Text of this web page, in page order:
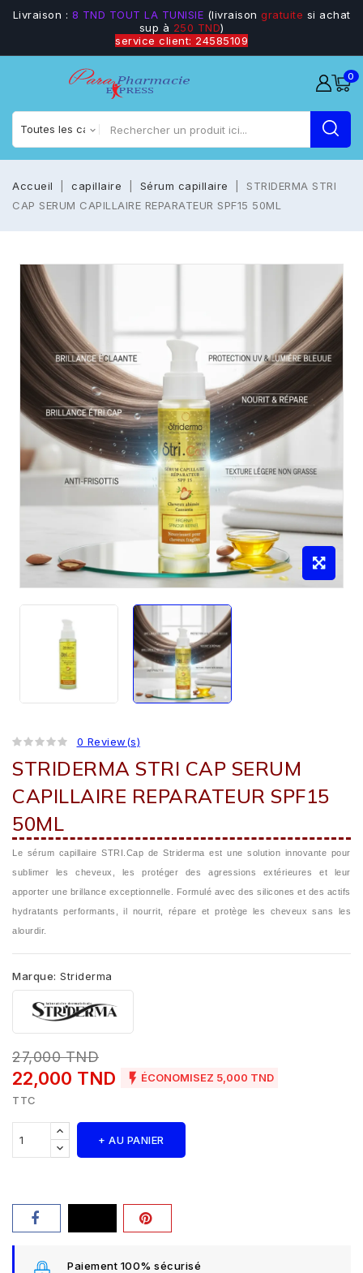
Livraison : 8 TND TOUT LA TUNISIE (livraison gratuite si achat
sup à 250 TND)
service client: 24585109
0
Accueil capillaire Sérum capillaire
STRIDERMA STRI
CAP SERUM CAPILLAIRE REPARATEUR SPF15 50ML
0 Review(s)
STRIDERMA STRI CAP SERUM
CAPILLAIRE REPARATEUR SPF15
50ML
Le sérum capillaire STRI.Cap de Striderma est une solution innovante pour
sublimer les cheveux, les protéger des agressions extérieures et leur
apporter une brillance exceptionnelle. Formulé avec des silicones et des actifs
hydratants performants, il nourrit, répare et protège les cheveux sans les
alourdir.
Marque: Striderma
27,000 TND
22,000 TND  ÉCONOMISEZ 5,000 TND
TTC
+ AU PANIER
Paiement 100% sécurisé